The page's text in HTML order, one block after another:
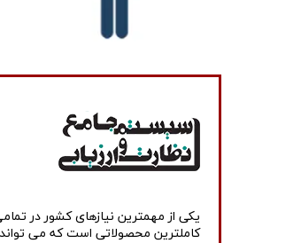
کاملترین محصولاتی است که می تواند